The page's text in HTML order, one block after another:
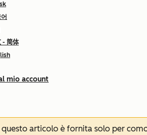
- 简体
mio account
articolo è fornita solo per